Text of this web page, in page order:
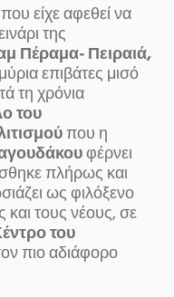
είχε αφεθεί να
της
Πέραμα- Πειραιά,
επιβάτες μισό
τη χρόνια
του
που η
φέρνει
πλήρως και
ως φιλόξενο
και τους νέους, σε
του
πιο αδιάφορο